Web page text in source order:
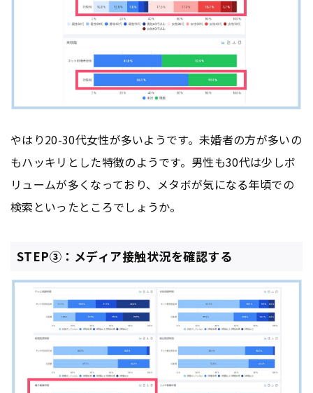
やはり20-30代女性が多いようです。未婚者の方が多いの
もハッキリとした特徴のようです。男性も30代は少しボ
リュームが多くなっており、メタボが気になる年頃での
検索といったところでしょうか。
STEP③：メディア接触状況を確認する